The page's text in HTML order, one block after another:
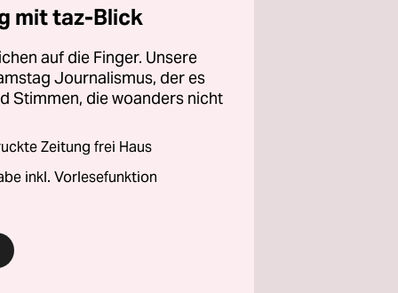
mit taz-Blick
auf die Finger. Unsere
Journalismus, der es
Stimmen, die woanders nicht
Zeitung frei Haus
inkl. Vorlesefunktion